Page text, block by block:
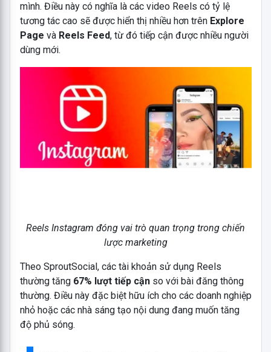
mình. Điều này có nghĩa là các video Reels có tỷ lệ
tương tác cao sẽ được hiển thị nhiều hơn trên Explore
Page và Reels Feed, từ đó tiếp cận được nhiều người
dùng mới.
Reels Instagram đóng vai trò quan trọng trong chiến
lược marketing
Theo SproutSocial , các tài khoản sử dụng Reels
thường tăng 67% lượt tiếp cậnso với bài đăng thông
thường. Điều này đặc biệt hữu ích cho các doanh nghiệp
nhỏ hoặc các nhà sáng tạo nội dung đang muốn tăng
độ phủ sóng.